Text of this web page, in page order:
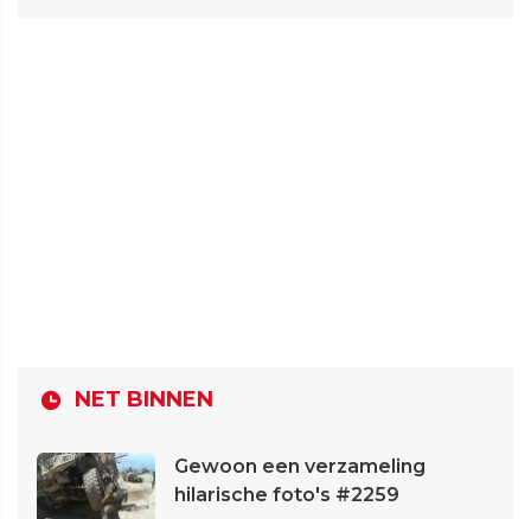
NET BINNEN
Gewoon een verzameling
hilarische foto's #2259